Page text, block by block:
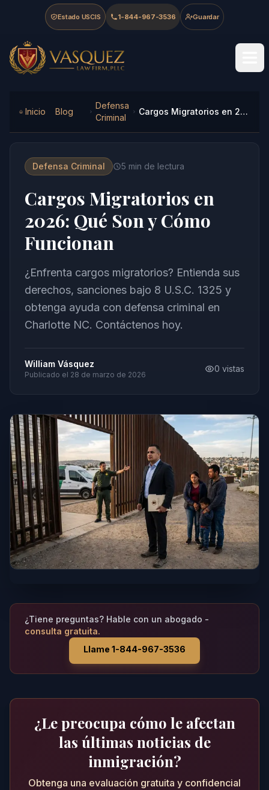
Skip to main content
Skip to navigation
Skip to footer
Estado USCIS 1-844-967-3536 Guardar
Vasquez Law Firm - Home
Inicio Blog
Defensa
Criminal
Cargos Migratorios en 2026: Qué Son y Cómo Funcionan
Defensa Criminal 5 min de lectura
Cargos Migratorios en
2026: Qué Son y Cómo
Funcionan
¿Enfrenta cargos migratorios? Entienda sus
derechos, sanciones bajo 8 U.S.C. 1325 y
obtenga ayuda con defensa criminal en
Charlotte NC. Contáctenos hoy.
William Vásquez
Publicado el 28 de marzo de 2026
0 vistas
¿Tiene preguntas? Hable con un abogado -
consulta gratuita.
Llame 1-844-967-3536
¿Le preocupa cómo le afectan
las últimas noticias de
inmigración?
Obtenga una evaluación gratuita y confidencial